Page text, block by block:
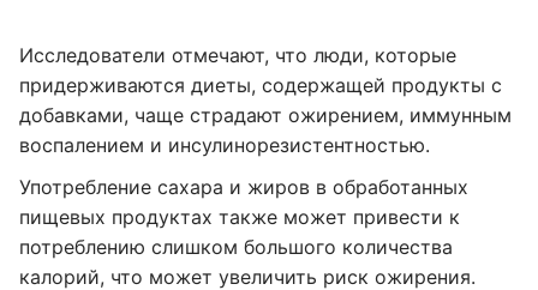
Исследователи отмечают, что люди, которые
придерживаются диеты, содержащей продукты с
добавками, чаще страдают ожирением, иммунным
воспалением и инсулинорезистентностью.
Употребление сахара и жиров в обработанных
пищевых продуктах также может привести к
потреблению слишком большого количества
калорий, что может увеличить риск ожирения.